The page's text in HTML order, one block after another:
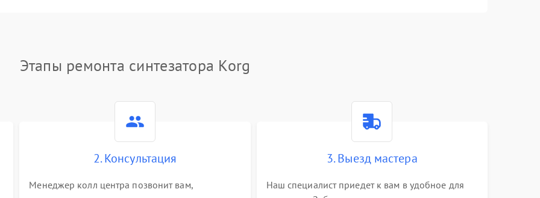
Этапы ремонта синтезатора Korg
2. Консультация
Менеджер колл центра позвонит вам,
3. Выезд мастера
Наш специалист приедет к вам в удобное для